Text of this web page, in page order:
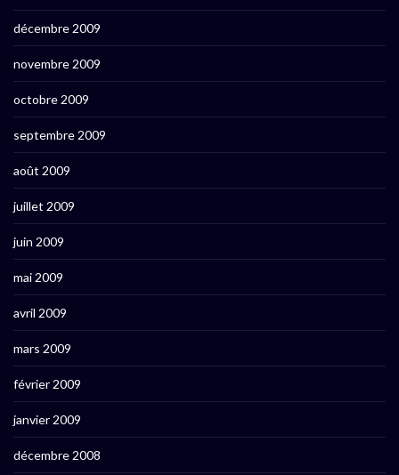
décembre 2009
novembre 2009
octobre 2009
septembre 2009
août 2009
juillet 2009
juin 2009
mai 2009
avril 2009
mars 2009
février 2009
janvier 2009
décembre 2008